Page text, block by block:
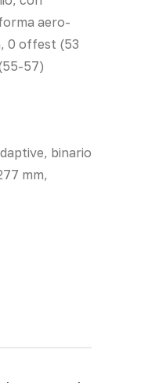
aero-
0 offest (53
57)
binario
mm,